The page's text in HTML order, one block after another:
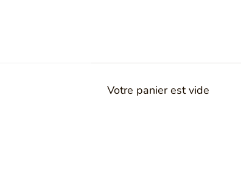
Votre panier est vide